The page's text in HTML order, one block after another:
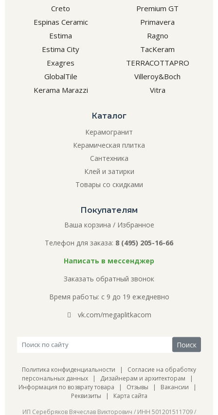
Creto
Espinas Ceramic
Estima
Estima City
Exagres
GlobalTile
Kerama Marazzi
Premium GT
Primavera
Ragno
TacKeram
TERRACOTTAPRO
Villeroy&Boch
Vitra
Каталог
Керамогранит
Керамическая плитка
Сантехника
Клей и затирки
Товары со скидками
Покупателям
Ваша корзина / Избранное
Телефон для заказа: 8 (495) 205-16-66
Написать в мессенджер
Заказать обратный звонок
Время работы: с 9 до 19 ежедневно
vk.com/megaplitkacom
Политика конфиденциальности | Согласие на обработку
персональных данных | Дизайнерам и архитекторам |
Информация по возврату товара | Отзывы | Вакансии |
Реквизиты | Карта сайта
ИП Серебряков Вячеслав Викторович / ИНН 501201511709 /